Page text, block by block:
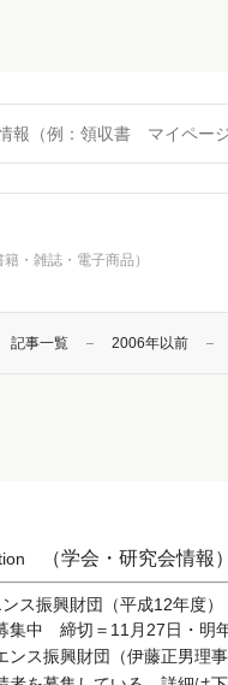
籍・雑誌・電子商品）
記事一覧 2006年以前
（学会・研究会情報）
ス振興財団（平成12年度）
集中 締切＝11月27日・明
ス振興財団（伊藤正男理